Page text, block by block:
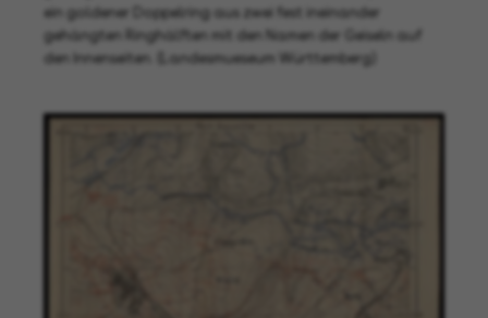
ein goldener Doppelring aus zwei fest ineinander
gehängten Ringhälften mit den Namen der Geiseln auf
den Innenseiten. (Landesmueseum Württemberg)